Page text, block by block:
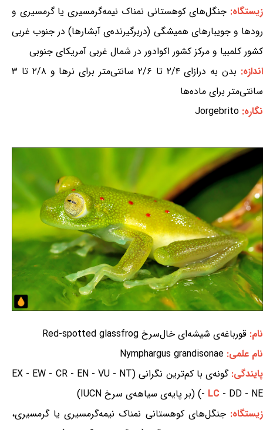
زیستگاه: جنگل‌های کوهستانی نمناک نیمه‌گرمسیری یا گرمسیری و
رودها و جویبارهای همیشگی (دربرگیرنده‌ی آبشارها) در جنوب غربی
کشور کلمبیا و مرکز کشور اکوادور در شمال غربی آمریکای جنوبی
اندازه:
بدن به درازای ۲/۴ تا ۲/۶ سانتی‌متر برای نرها و ۲/۸ تا ۳
سانتی‌متر برای ماده‌ها
نگاره: Jorgebrito
نام: قورباغه‌ی شیشه‌ای خال‌سرخ Red-spotted glassfrog
نام علمی: Nymphargus grandisonae
پایندگی:
گونه‌ی با کم‌ترین نگرانی (EX - EW - CR - EN - VU - NT
- LC - DD - NE) (بر پایه‌ی سیاهه‌ی سرخ IUCN)
زیستگاه:جنگل‌های کوهستانی نمناک نیمه‌گرمسیری یا گرمسیری،